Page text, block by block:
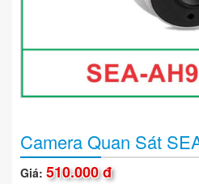
Camera Quan Sát
Giá: 510.000 đ